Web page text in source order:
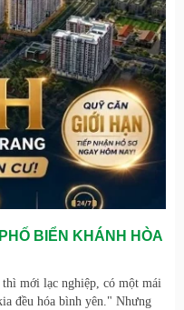
BIỂN KHÁNH HÒA
mới lạc nghiệp, có một mái
đều hóa bình yên." Nhưng